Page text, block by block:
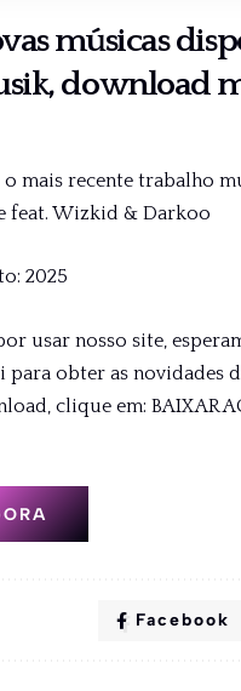
músicas
download
o mais recente trabalho
feat. Wizkid & Darkoo
2025
usar nosso site,
para obter as novidades
clique em: BAIXAR
Facebook